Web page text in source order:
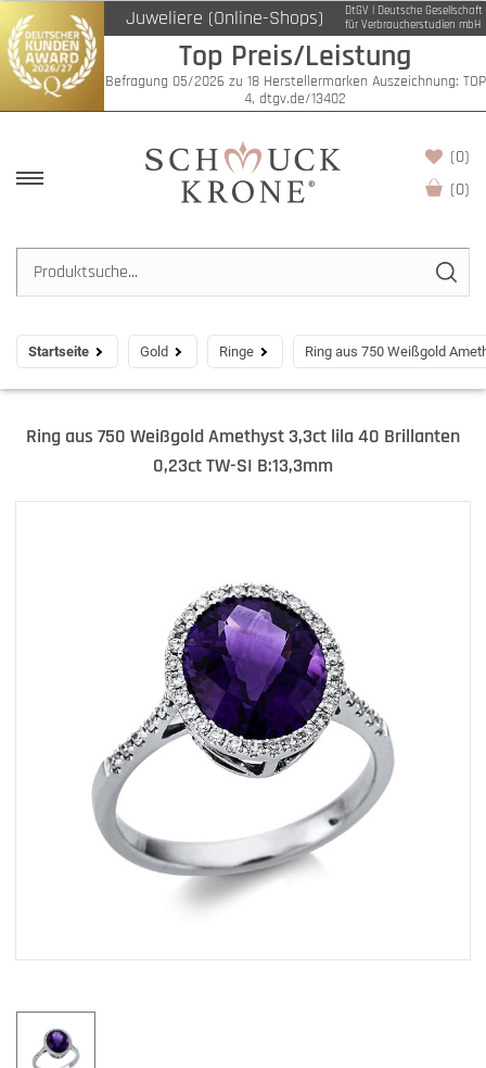
Juweliere (Online-Shops)
DtGV | Deutsche Gesellschaft
für Verbraucherstudien mbH
Top Preis/Leistung
Befragung 05/2026 zu 18 Herstellermarken Auszeichnung: TOP
4, dtgv.de/13402
(0)
(0)
Startseite Gold Ringe Ring aus 750 Weißgold
Ring aus 750 Weißgold Amethyst 3,3ct lila 40 Brillanten
0,23ct TW-SI B:13,3mm